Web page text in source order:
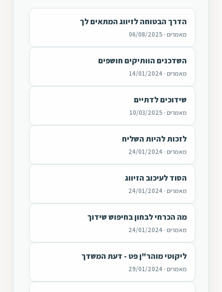
הדרך הבטוחה לזיווג המתאים לך
מאמרים · 06/08/2025
השדכנים הוותיקים חושפים
מאמרים · 14/01/2024
שידוכים לדתיים
מאמרים · 10/03/2025
לזכות להיות השליח
מאמרים · 24/01/2024
הסוד לעיכוב הזיווג
מאמרים · 24/01/2024
מה הכרחי לבחון בחיפוש שידוך
מאמרים · 24/01/2024
ליקוטי מוהר"ן פט - דעת המשדך
מאמרים · 29/01/2024